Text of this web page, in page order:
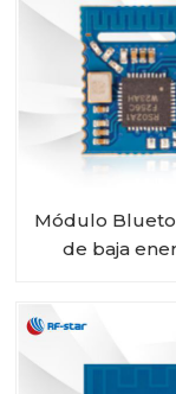
Módulo
de baja